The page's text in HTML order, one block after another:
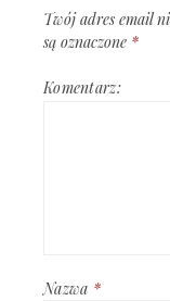
Twój adres email
są oznaczone *
Komentarz:
Nazwa *